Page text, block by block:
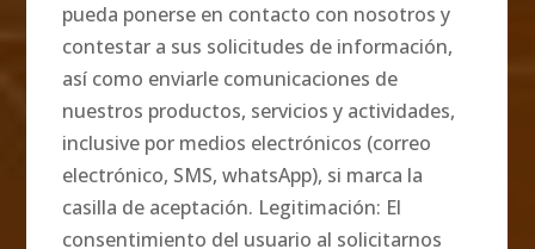
pueda ponerse en contacto con nosotros y
contestar a sus solicitudes de información,
así como enviarle comunicaciones de
nuestros productos, servicios y actividades,
inclusive por medios electrónicos (correo
electrónico, SMS, whatsApp), si marca la
casilla de aceptación. Legitimación: El
consentimiento del usuario al solicitarnos